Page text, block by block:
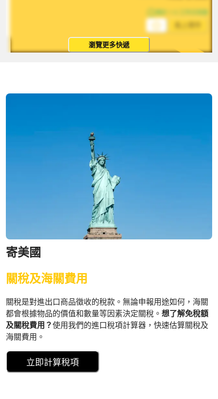
預計 1-5 工作日到達
瀏覽更多快遞
寄美國
關稅及海關費用
關稅是對進出口商品徵收的稅款。無論申報用途如何，海關
都會根據物品的價值和數量等因素決定關稅。 想了解免稅額
及關稅費用？使用我們的進口稅項計算器，快速估算關稅及
海關費用。
立即計算稅項